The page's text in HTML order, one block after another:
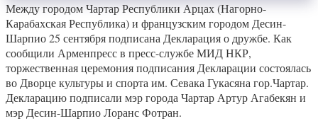
Между городом Чартар Республики Арцах (Нагорно-
Карабахская Республика) и французским городом Десин-
Шарпио 25 сентября подписана Декларация о дружбе. Как
сообщили Арменпресс в пресс-службе МИД НКР,
торжественная церемония подписания Декларации состоялась
во Дворце культуры и спорта им. Севака Гукасяна гор.Чартар.
Декларацию подписали мэр города Чартар Артур Агабекян и
мэр Десин-Шарпио Лоранс Фотран.